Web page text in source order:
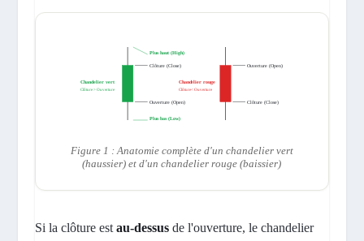
Plus haut (High)
Clôture (Close)
Ouverture (Open)
Plus bas (Low)
Chandelier vert
Clôture > Ouverture
Ouverture (Open)
Clôture (Close)
Chandelier rouge
Clôture < Ouverture
Figure 1 : Anatomie complète d'un chandelier vert
(haussier) et d'un chandelier rouge (baissier)
Si la clôture est au-dessusde l'ouverture, le chandelier